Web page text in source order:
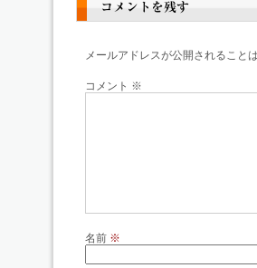
コメントを残す
メールアドレスが公開されること
コメント ※
名前 ※